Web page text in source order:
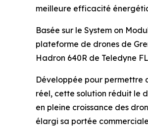
meilleure efficacité
Basée sur le System on
plateforme de drones de
Hadron 640R de Teledyne
Développée pour permettre
réel, cette solution réduit le
en pleine croissance des
élargi sa portée